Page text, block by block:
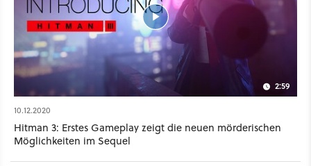
2:59
10.12.2020
Hitman 3: Erstes Gameplay zeigt die neuen mörderischen
Möglichkeiten im Sequel